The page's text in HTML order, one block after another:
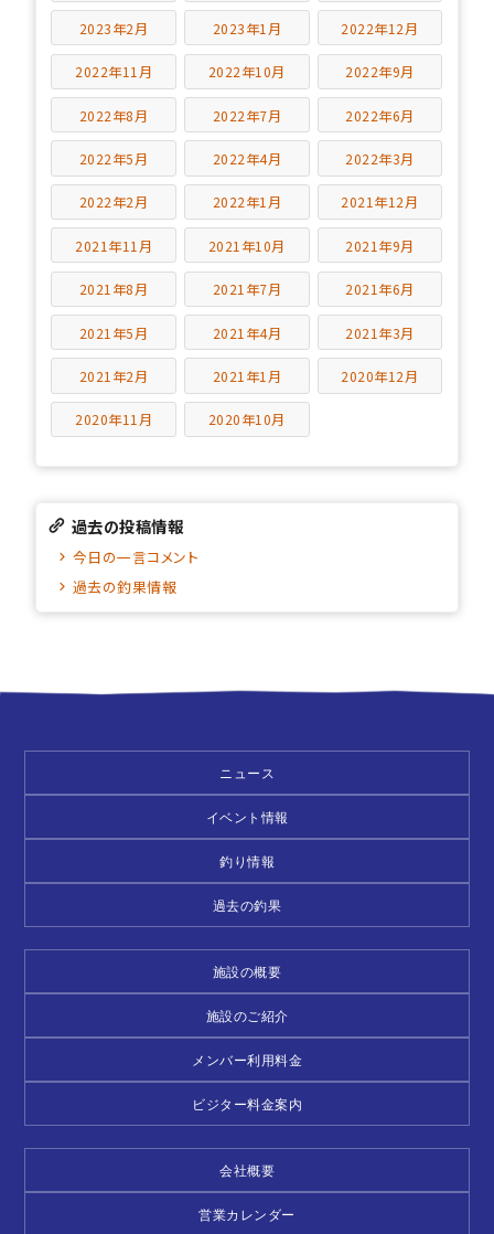
2023年2月 2023年1月 2022年12月
2022年11月 2022年10月 2022年9月
2022年8月 2022年7月 2022年6月
2022年5月 2022年4月 2022年3月
2022年2月 2022年1月 2021年12月
2021年11月 2021年10月 2021年9月
2021年8月 2021年7月 2021年6月
2021年5月 2021年4月 2021年3月
2021年2月 2021年1月 2020年12月
2020年11月 2020年10月
過去の投稿情報
今日の一言コメント
過去の釣果情報
ニュース
イベント情報
釣り情報
過去の釣果
施設の概要
施設のご紹介
メンバー利用料金
ビジター料金案内
会社概要
営業カレンダー